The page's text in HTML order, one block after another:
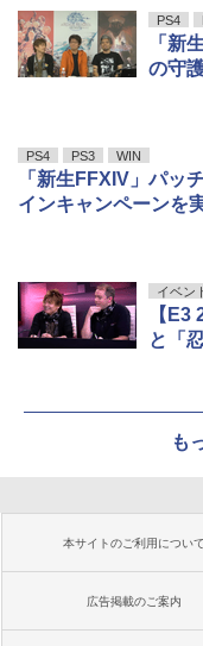
PS4
「新
の守
PS4 PS3 WIN
「新生FFXIV」パッ
インキャンペーンを
イベン
【E3
と「
も
本サイトのご利用について
広告掲載のご案内